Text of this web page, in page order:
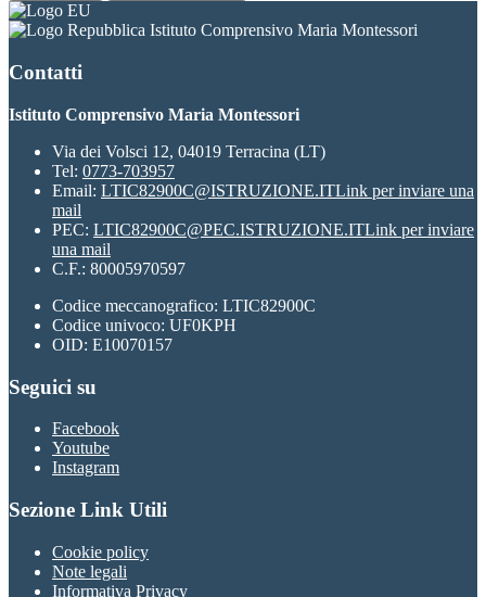
Istituto Comprensivo Maria Montessori
Contatti
Istituto Comprensivo Maria Montessori
Via dei Volsci 12, 04019 Terracina (LT)
Tel: 0773-703957
Email: LTIC82900C@ISTRUZIONE.ITLink per inviare una
mail
PEC: LTIC82900C@PEC.ISTRUZIONE.ITLink per inviare
una mail
C.F.: 80005970597
Codice meccanografico: LTIC82900C
Codice univoco: UF0KPH
OID: E10070157
Seguici su
Facebook
Youtube
Instagram
Sezione Link Utili
Cookie policy
Note legali
Informativa Privacy